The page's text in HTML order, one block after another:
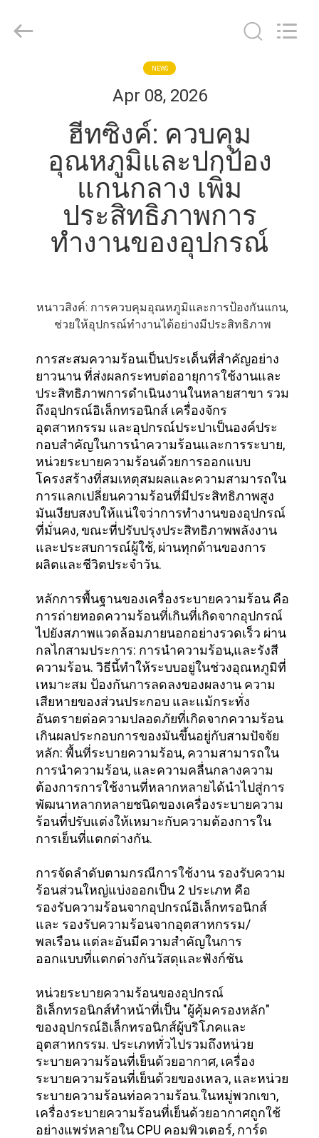
เกี่ยว
โรงงาน
ควบคุม
คุณภาพ
ติดต่อ
ข่าว
BLOG
ขอ
เสนอ
ราคา
แผนผัง
เว็บไซต์
PRIVACY
POLICY
Uchi
Electronics
NEWS
Apr 08, 2026
ฮีทซิงค์: ควบคุม
อุณหภูมิและปกป้อง
แกนกลาง เพิ่ม
ประสิทธิภาพการ
ทำงานของอุปกรณ์
หนาวสิงค์: การควบคุมอุณหภูมิและการป้องกันแกน,
ช่วยให้อุปกรณ์ทํางานได้อย่างมีประสิทธิภาพ
การสะสมความร้อนเป็นประเด็นที่สําคัญอย่าง
ยาวนาน ที่ส่งผลกระทบต่ออายุการใช้งานและ
ประสิทธิภาพการดําเนินงานในหลายสาขา รวม
ถึงอุปกรณ์อิเล็กทรอนิกส์ เครื่องจักร
อุตสาหกรรม และอุปกรณ์ประปาเป็นองค์ประ
กอบสําคัญในการนําความร้อนและการระบาย,
หน่วยระบายความร้อนด้วยการออกแบบ
โครงสร้างที่สมเหตุสมผลและความสามารถใน
การแลกเปลี่ยนความร้อนที่มีประสิทธิภาพสูง
มันเงียบสงบให้แน่ใจว่าการทํางานของอุปกรณ์
ที่มั่นคง, ขณะที่ปรับปรุงประสิทธิภาพพลังงาน
และประสบการณ์ผู้ใช้, ผ่านทุกด้านของการ
ผลิตและชีวิตประจําวัน.
หลักการพื้นฐานของเครื่องระบายความร้อน คือ
การถ่ายทอดความร้อนที่เกินที่เกิดจากอุปกรณ์
ไปยังสภาพแวดล้อมภายนอกอย่างรวดเร็ว ผ่าน
กลไกสามประการ: การนําความร้อน,และรังสี
ความร้อน. วิธีนี้ทําให้ระบบอยู่ในช่วงอุณหภูมิที่
เหมาะสม ป้องกันการลดลงของผลงาน ความ
เสียหายของส่วนประกอบ และแม้กระทั่ง
อันตรายต่อความปลอดภัยที่เกิดจากความร้อน
เกินผลประกอบการของมันขึ้นอยู่กับสามปัจจัย
หลัก: พื้นที่ระบายความร้อน, ความสามารถใน
การนําความร้อน, และความคลื่นกลางความ
ต้องการการใช้งานที่หลากหลายได้นําไปสู่การ
พัฒนาหลากหลายชนิดของเครื่องระบายความ
ร้อนที่ปรับแต่งให้เหมาะกับความต้องการใน
การเย็นที่แตกต่างกัน.
การจัดลําดับตามกรณีการใช้งาน รองรับความ
ร้อนส่วนใหญ่แบ่งออกเป็น 2 ประเภท คือ
รองรับความร้อนจากอุปกรณ์อิเล็กทรอนิกส์
และ รองรับความร้อนจากอุตสาหกรรม/
พลเรือน แต่ละอันมีความสําคัญในการ
ออกแบบที่แตกต่างกันวัสดุและฟังก์ชัน
หน่วยระบายความร้อนของอุปกรณ์
อิเล็กทรอนิกส์ทําหน้าที่เป็น "ผู้คุ้มครองหลัก"
ของอุปกรณ์อิเล็กทรอนิกส์ผู้บริโภคและ
อุตสาหกรรม. ประเภททั่วไปรวมถึงหน่วย
ระบายความร้อนที่เย็นด้วยอากาศ, เครื่อง
ระบายความร้อนที่เย็นด้วยของเหลว, และหน่วย
ระบายความร้อนท่อความร้อน.ในหมู่พวกเขา,
เครื่องระบายความร้อนที่เย็นด้วยอากาศถูกใช้
อย่างแพร่หลายใน CPU คอมพิวเตอร์, การ์ด